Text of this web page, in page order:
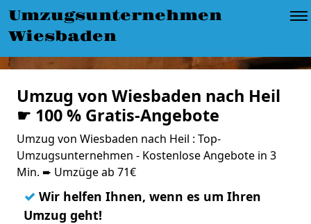
Umzugsunternehmen
Wiesbaden
Umzug von Wiesbaden nach Heil
☛ 100 % Gratis-Angebote
Umzug von Wiesbaden nach Heil : Top-
Umzugsunternehmen - Kostenlose Angebote in 3
Min. ➨ Umzüge ab 71€
✓ Wir helfen Ihnen, wenn es um Ihren
Umzug geht!